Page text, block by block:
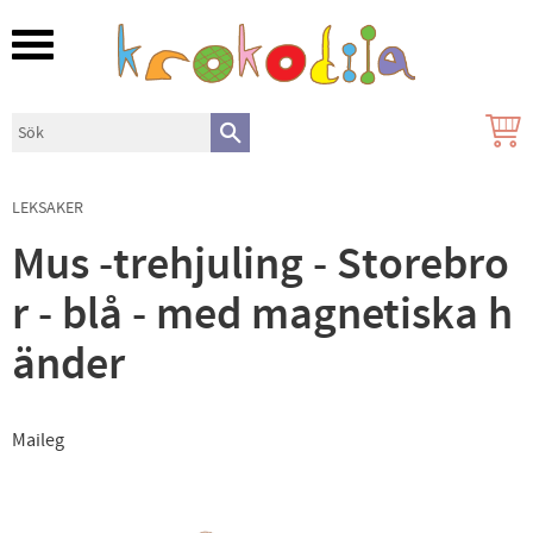
Meny
LEKSAKER
Mus -trehjuling - Storebro
r - blå - med magnetiska h
änder
Maileg